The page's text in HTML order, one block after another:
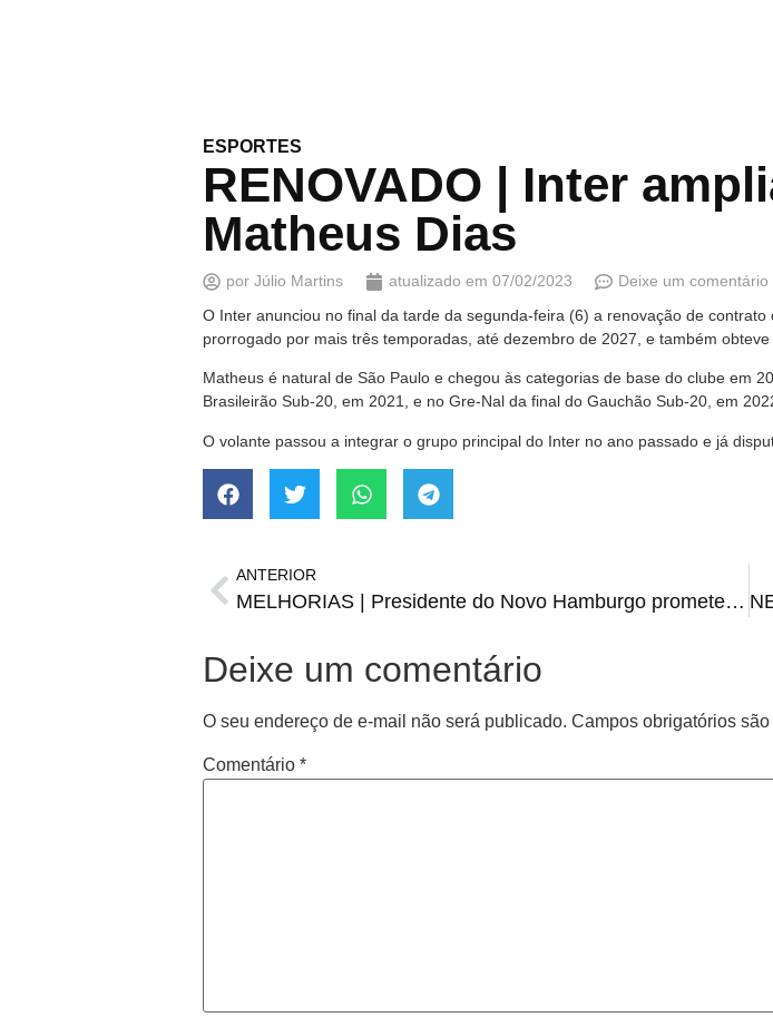
ESPORTES
RENOVADO | Inter
Matheus Dias
por Júlio Martins atualizado em 07/02/2023
Deixe um comentário
O Inter anunciou no final da tarde da segunda-feira (6) a renovação de
prorrogado por mais três temporadas, até dezembro de 2027, e também obteve
Matheus é natural de São Paulo e chegou às categorias de base do clube em
Brasileirão Sub-20, em 2021, e no Gre-Nal da final do Gauchão Sub-20, em
O volante passou a integrar o grupo principal do Inter no ano passado e já
ANTERIOR
MELHORIAS | Presidente do Novo Hamburgo promete gramado de qualidade
Deixe um comentário
O seu endereço de e-mail não será publicado. Campos obrigatórios
Comentário *